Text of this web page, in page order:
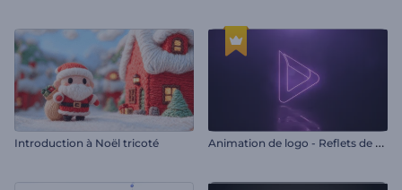
Introduction à Noël tricoté A
nimation de logo - Reflets de néon